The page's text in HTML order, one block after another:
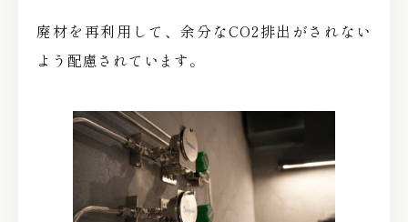
廃材を再利用して、余分なCO2排出がされない
よう配慮されています。